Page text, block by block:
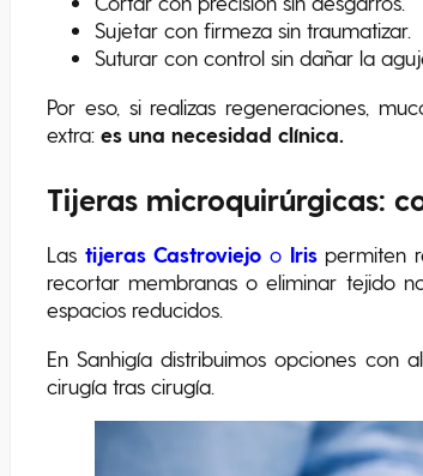
Sujetar con firmeza sin traumatizar.
Suturar con control sin dañar la
Por eso, si realizas regeneraciones,
extra: es una necesidad clínica.
Tijeras microquirúrgicas:
Las tijeras Castroviejo o Irispermiten
recortar membranas o eliminar tejido
espacios reducidos.
En Sanhigía distribuimos opciones con
cirugía tras cirugía.